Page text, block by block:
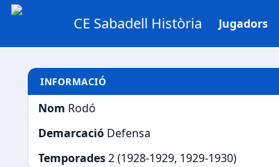
CE Sabadell Història Jugadors
INFORMACIÓ
Nom Rodó
Demarcació Defensa
Temporades2 (1928-1929, 1929-1930)